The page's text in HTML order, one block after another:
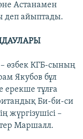
Астанамен
деп айыптады.
өзбек КГБ-сының
Якубов бұл
ерекше тұлға
Би-би-си
жүргізушісі –
Маршалл.